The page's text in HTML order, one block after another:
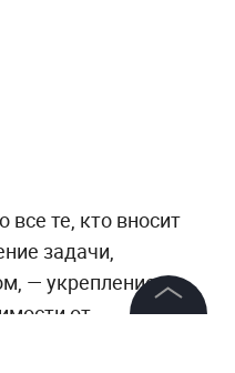
те, кто вносит
задачи,
— укрепление
от